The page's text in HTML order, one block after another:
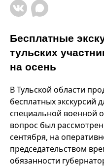
Бесплатные
тульских
на осень
В Тульской области
бесплатных экскурсий
специальной военной
вопрос был
сентября, на
председательством
обязанности